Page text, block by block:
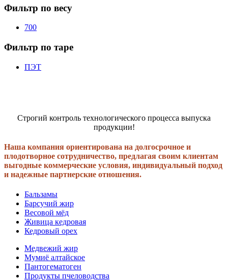
Фильтр по весу
700
Фильтр по таре
ПЭТ
Строгий контроль технологического процесса выпуска
продукции!
Наша компания ориентирована на долгосрочное и
плодотворное сотрудничество, предлагая своим клиентам
выгодные коммерческие условия, индивидуальный подход
и надежные партнерские отношения.
Бальзамы
Барсучий жир
Весовой мёд
Живица кедровая
Кедровый орех
Медвежий жир
Мумиё алтайское
Пантогематоген
Продукты пчеловодства